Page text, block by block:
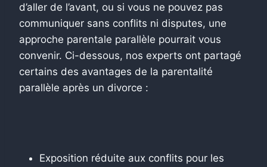
d’aller de l’avant, ou si vous ne pouvez pas
communiquer sans conflits ni disputes, une
approche parentale parallèle pourrait vous
convenir. Ci-dessous, nos experts ont partagé
certains des avantages de la parentalité
parallèle après un divorce :
Exposition réduite aux conflits pour les